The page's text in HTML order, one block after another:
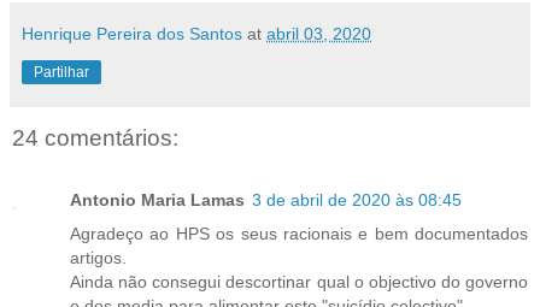
Henrique Pereira dos Santos at abril 03, 2020
Partilhar
24 comentários:
Antonio Maria Lamas 3 de abril de 2020 às 08:45
Agradeço ao HPS os seus racionais e bem documentados
artigos.
Ainda não consegui descortinar qual o objectivo do governo